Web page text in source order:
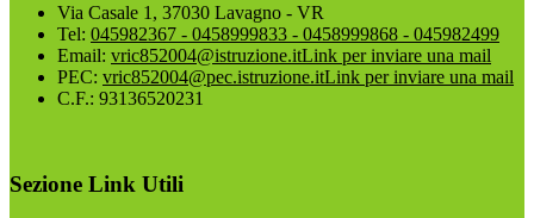
Via Casale 1, 37030 Lavagno - VR
Tel: 045982367 - 0458999833 - 0458999868 - 045982499
Email: vric852004@istruzione.itLink per inviare una mail
PEC: vric852004@pec.istruzione.itLink per inviare una mail
C.F.: 93136520231
Sezione Link Utili